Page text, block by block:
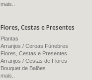
mais..
Flores, Cestas e Presentes
Plantas
Arranjos / Coroas Fúnebres
Flores, Cestas e Presentes
Arranjos / Cestas de Flores
Bouquet de Balões
mais..